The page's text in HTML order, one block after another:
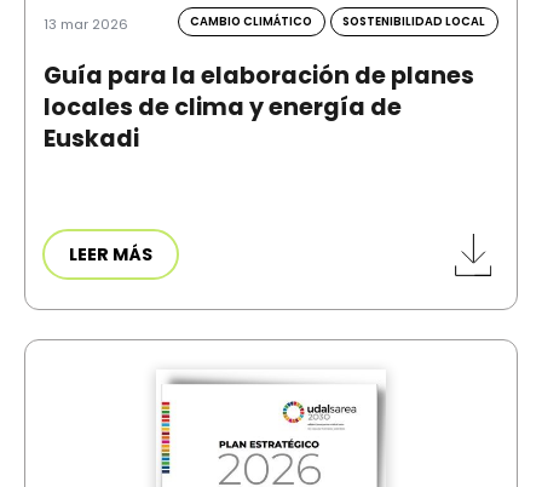
13 mar 2026 CAMBIO CLIMÁTICO SOSTENIBILIDAD LOCAL
Guía para la elaboración de planes
locales de clima y energía de
Euskadi
LEER MÁS